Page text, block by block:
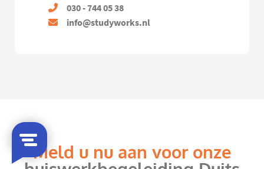
030 - 744 05 38
info@studyworks.nl
Meld u nu aan voor onze